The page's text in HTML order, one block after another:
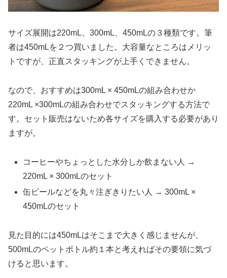
サイズ展開は220mL、300mL、450mLの３種類です。筆
者は450mLを２つ買いました。大容量なところはメリッ
トですが、正直スタッキングが上手くできません。
なので、おすすめは300mL × 450mLの組み合わせか
220mL ×300mLの組み合わせでスタッキングする方法で
す。セット販売はないため各サイズを購入する必要があり
ますが。
コーヒーやちょっとした水分しか飲まない人 →
220mL × 300mLのセット
缶ビールなどを丸々注ぎきりたい人 → 300mL ×
450mLのセット
見た目的には450mLはそこまで大きく感じませんが、
500mLのペットボトル約１本と考えればその要領に気づ
けると思います。